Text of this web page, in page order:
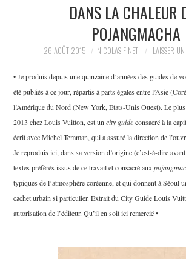
FILMS
DANS LA CHALEUR
POJANGMACHA
26 AOÛT 2015 NICOLAS FINET LAISSER
• Je produis depuis une quinzaine d’années des guides de
été publiés à ce jour, répartis à parts égales entre l’Asie
l’Amérique du Nord (New York, États-Unis Ouest). Le
2013 chez Louis Vuitton, est uncity guideconsacré à la
écrit avec Michel Temman, qui a assuré la direction de
Je reproduis ici, dans sa version d’origine (c’est-à-dire
textes préférés issus de ce travail et consacré aux
typiques de l’atmosphère coréenne, et qui donnent à Séoul
cachet urbain si particulier. Extrait du City Guide Louis
autorisation de l’éditeur. Qu’il en soit ici remercié •